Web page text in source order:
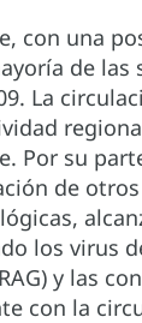
con una
de las
La
Por su
de
los virus
y las
con la